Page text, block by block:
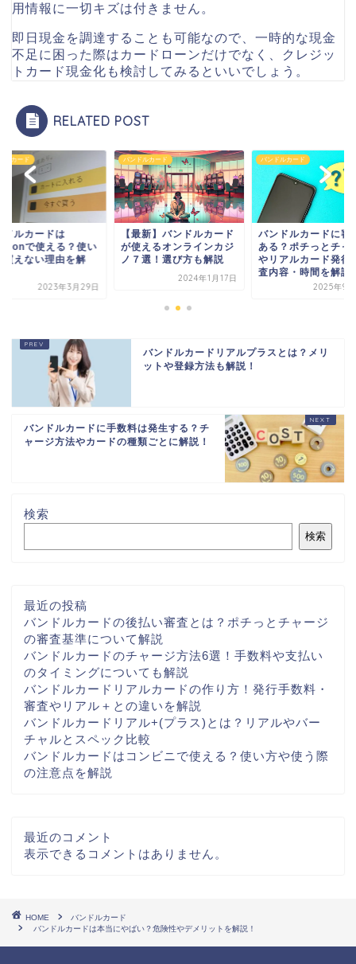
用情報に一切キズは付きません。
即日現金を調達することも可能なので、一時的な現金
不足に困った際はカードローンだけでなく、クレジッ
トカード現金化も検討してみるといいでしょう。
RELATED POST
ルカード
ドルカードは
で使える？使い
買えない理由を解
2023年3月29日
バンドルカード
【最新】バンドルカード
が使えるオンラインカジ
ノ７選！選び方も解説
2024年1月17日
バンドルカード
バンドルカードに審
ある？ポチっとチャ
やリアルカード発行
査内容・時間を解説
2025年9
バンドルカードリアルプラスとは？メリ
ットや登録方法も解説！
バンドルカードに手数料は発生する？チ
ャージ方法やカードの種類ごとに解説！
検索
検索
最近の投稿
バンドルカードの後払い審査とは？ポチっとチャージ
の審査基準について解説
バンドルカードのチャージ方法6選！手数料や支払い
のタイミングについても解説
バンドルカードリアルカードの作り方！発行手数料・
審査やリアル＋との違いを解説
バンドルカードリアル+(プラス)とは？リアルやバー
チャルとスペック比較
バンドルカードはコンビニで使える？使い方や使う際
の注意点を解説
最近のコメント
表示できるコメントはありません。
HOME
バンドルカード
バンドルカードは本当にやばい？危険性やデメリットを解説！